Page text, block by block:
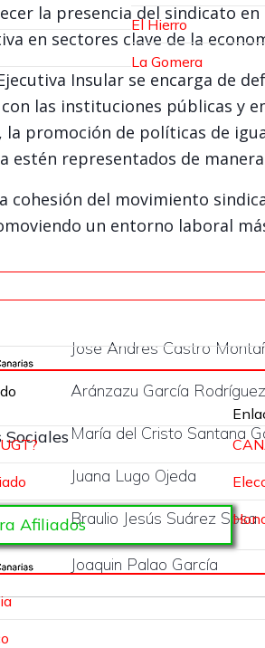
El Hierro
La Gomera
Afiliados
la presencia del sindicato
en sectores clave de la
Insular se encarga de
las instituciones públicas y
promoción de políticas de
representados de
del movimiento
un entorno laboral
Jose Andres Castro
Aránzazu García Rodríguez
María del Cristo Santana
Juana Lugo Ojeda
Braulio Jesús Suárez Sosa
Joaquin Palao García